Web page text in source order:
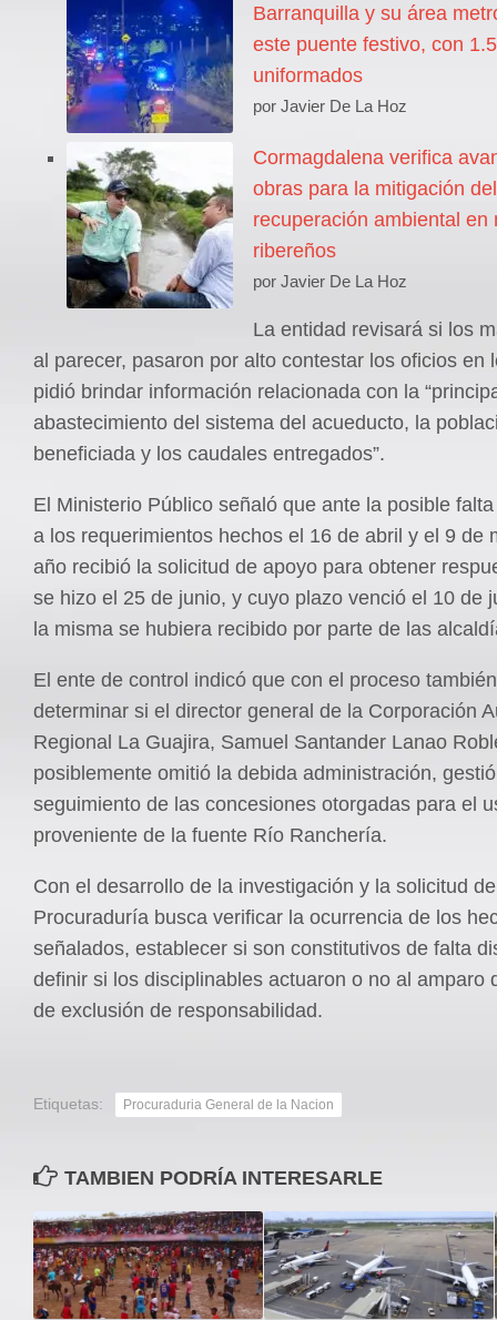
Barranquilla y su área
este puente festivo, con
uniformados
por Javier De La Hoz
Cormagdalena verifica
obras para la mitigación
recuperación ambiental en
ribereños
por Javier De La Hoz
La entidad revisará si los
al parecer, pasaron por alto contestar los oficios en
pidió brindar información relacionada con la
abastecimiento del sistema del acueducto, la
beneficiada y los caudales entregados”.
El Ministerio Público señaló que ante la posible
a los requerimientos hechos el 16 de abril y el 9 de
año recibió la solicitud de apoyo para obtener
se hizo el 25 de junio, y cuyo plazo venció el 10 de
la misma se hubiera recibido por parte de las
El ente de control indicó que con el proceso
determinar si el director general de la Corporación
Regional La Guajira, Samuel Santander Lanao
posiblemente omitió la debida administración,
seguimiento de las concesiones otorgadas para el
proveniente de la fuente Río Ranchería.
Con el desarrollo de la investigación y la solicitud
Procuraduría busca verificar la ocurrencia de los
señalados, establecer si son constitutivos de falta
definir si los disciplinables actuaron o no al amparo
de exclusión de responsabilidad.
Etiquetas: Procuraduria General de la Nacion
TAMBIEN PODRÍA INTERESARLE